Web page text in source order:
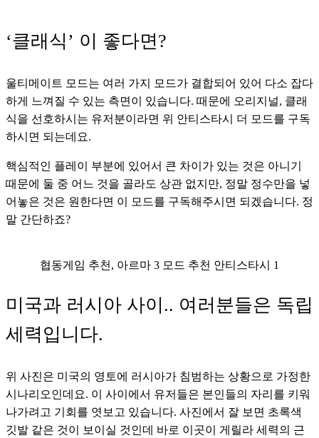
‘클래식’ 이 좋다면?
울티메이트 모드는 여러 가지 모드가 결합되어 있어 다소 잡다
하게 느껴질 수 있는 측면이 있습니다. 때문에 오리지널, 클래
식을 선호하시는 유저분이라면 위 안티스타시 더 모드를 구독
하시면 되는데요.
핵심적인 플레이 부분에 있어서 큰 차이가 있는 것은 아니기
때문에 둘 중 어느 것을 골라도 상관 없지만, 정말 정수만을 넣
어놓은 것은 원한다면 이 모드를 구독해주시면 되겠습니다. 정
말 간단하죠?
협동게임 추천, 아르마 3 모드 추천 안티스타시 1
미국과 러시아 사이.. 여러분들은 독립
세력입니다.
위 사진은 미국의 영토에 러시아가 침범하는 상황으로 가정한
시나리오인데요. 이 사이에서 유저들은 본인들의 자리를 키워
나가려고 기회를 엿보고 있습니다. 사진에서 잘 보면 초록색
깃발 같은 것이 보이실 것인데 바로 이곳이 게릴라 세력의 근